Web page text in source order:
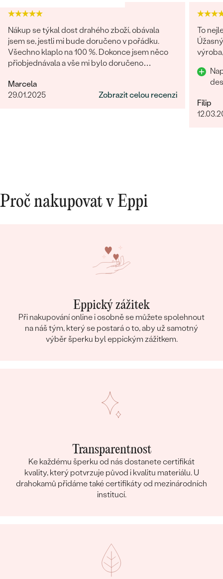
Nákup se týkal dost drahého zboží, obávala
jsem se, jestli mi bude doručeno v pořádku.
Všechno klaplo na 100 %. Dokonce jsem něco
přiobjednávala a vše mi bylo doručeno
doporučit.
Marcela
29.01.2025
Zobrazit celou recenzi
To
Filip
Proč nakupovat v Eppi
Eppický zážitek
Při nakupování online i osobně se můžete spolehnout
na náš tým, který se postará o to, aby už samotný
výběr šperku byl eppickým zážitkem.
Transparentnost
Ke každému šperku od nás dostanete certifikát
kvality, který potvrzuje původ i kvalitu materiálu. U
drahokamů přidáme také certifikáty od mezinárodních
institucí.